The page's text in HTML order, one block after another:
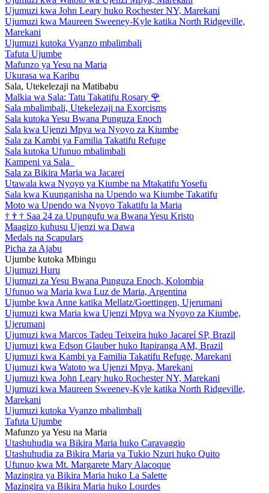
Ujumuzi kwa John Leary huko Rochester NY, Marekani
Ujumuzi kwa Maureen Sweeney-Kyle katika North Ridgeville,
Marekani
Ujumuzi kutoka Vyanzo mbalimbali
Tafuta Ujumbe
Mafunzo ya Yesu na Maria
Ukurasa wa Karibu
Sala, Utekelezaji na Matibabu
Malkia wa Sala: Tatu Takatifu Rosary 🌹
Sala mbalimbali, Utekelezaji na Exorcisms
Sala kutoka Yesu Bwana Punguza Enoch
Sala kwa Ujenzi Mpya wa Nyoyo za Kiumbe
Sala za Kambi ya Familia Takatifu Refuge
Sala kutoka Ufunuo mbalimbali
Kampeni ya Sala
Sala za Bikira Maria wa Jacarei
Utawala kwa Nyoyo ya Kiumbe na Mtakatifu Yosefu
Sala kwa Kuunganisha na Upendo wa Kiumbe Takatifu
Moto wa Upendo wa Nyoyo Takatifu la Maria
† † † Saa 24 za Upungufu wa Bwana Yesu Kristo
Maagizo kuhusu Ujenzi wa Dawa
Medals na Scapulars
Picha za Ajabu
Ujumbe kutoka Mbingu
Ujumuzi Huru
Ujumuzi za Yesu Bwana Punguza Enoch, Kolombia
Ufunuo wa Maria kwa Luz de Maria, Argentina
Ujumbe kwa Anne katika Mellatz/Goettingen, Ujerumani
Ujumuzi kwa Maria kwa Ujenzi Mpya wa Nyoyo za Kiumbe,
Ujerumani
Ujumuzi kwa Marcos Tadeu Teixeira huko Jacareí SP, Brazil
Ujumuzi kwa Edson Glauber huko Itapiranga AM, Brazil
Ujumuzi kwa Kambi ya Familia Takatifu Refuge, Marekani
Ujumuzi kwa Watoto wa Ujenzi Mpya, Marekani
Ujumuzi kwa John Leary huko Rochester NY, Marekani
Ujumuzi kwa Maureen Sweeney-Kyle katika North Ridgeville,
Marekani
Ujumuzi kutoka Vyanzo mbalimbali
Tafuta Ujumbe
Mafunzo ya Yesu na Maria
Utashuhudia wa Bikira Maria huko Caravaggio
Utashuhudia za Bikira Maria ya Tukio Nzuri huko Quito
Ufunuo kwa Mt. Margarete Mary Alacoque
Mazingira ya Bikira Maria huko La Salette
Mazingira ya Bikira Maria huko Lourdes